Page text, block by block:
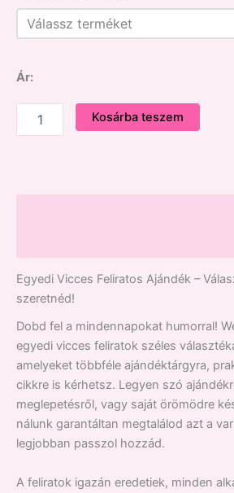
Ár:
Kosárba teszem
Egyedi Vicces Feliratos Ajándék –
szeretnéd!
Dobd fel a mindennapokat humorral!
egyedi vicces feliratok széles
amelyeket többféle ajándéktárgyra,
cikkre is kérhetsz. Legyen szó
meglepetésről, vagy saját örömödre
nálunk garantáltan megtalálod azt a
legjobban passzol hozzád.
A feliratok igazán eredetiek, minden